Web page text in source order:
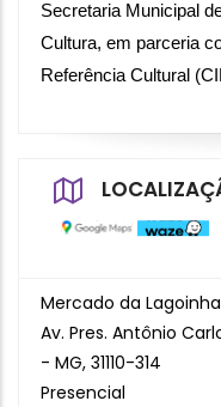
Secretaria Municipal
Cultura, em parceria
Referência Cultural
Mercado da Lagoinha
Av. Pres. Antônio
- MG, 31110-314
Presencial